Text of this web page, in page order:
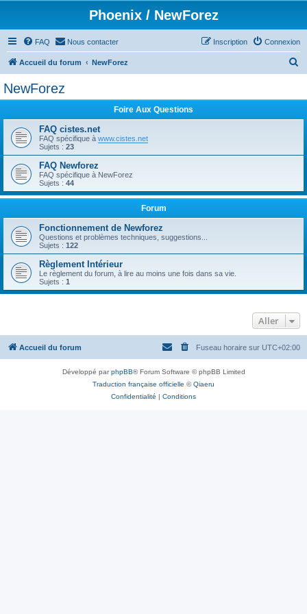
Phoenix / NewForez
FAQ Nous contacter Connexion
Inscription
Accueil du forum NewForez
e
NewForez
Foire Aux Questions
FAQ cistes.net
FAQ spécifique à www.cistes.net
Sujets : 23
FAQ Newforez
FAQ spécifique à NewForez
Sujets : 44
Forum
Fonctionnement de Newforez
Questions et problèmes techniques, suggestions...
Sujets : 122
Règlement Intérieur
Le règlement du forum, à lire au moins une fois dans sa vie.
Sujets : 1
Aller
Accueil du forum Fuseau horaire sur UTC+02:00
Développé parphpBB® Forum Software © phpBB Limited
Traduction française officielle ©Qiaeru
Confidentialité | Conditions